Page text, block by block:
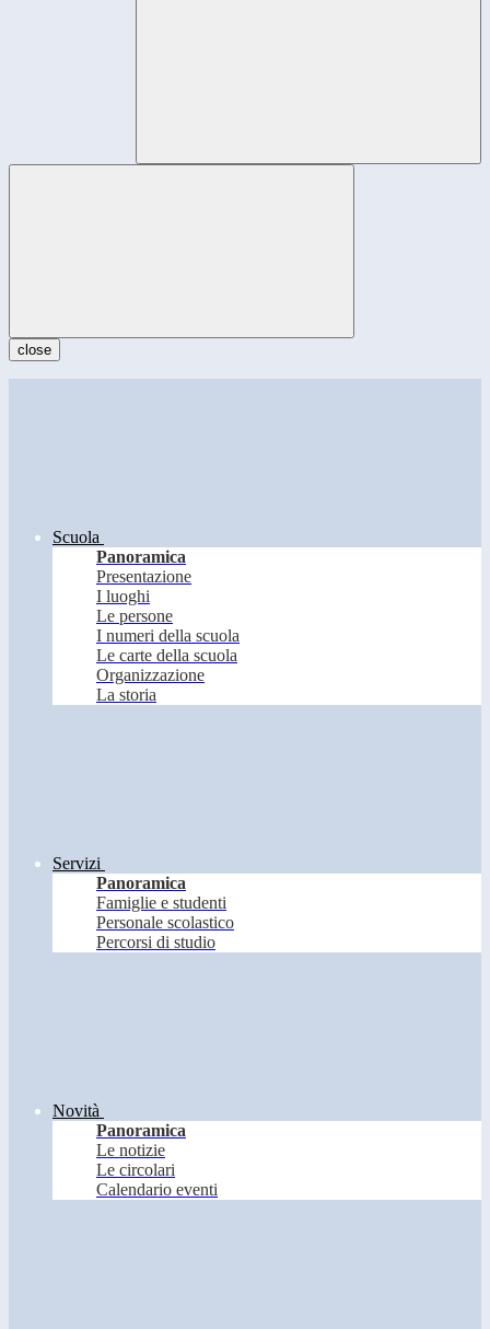
close
Scuola
Panoramica
Presentazione
I luoghi
Le persone
I numeri della scuola
Le carte della scuola
Organizzazione
La storia
Servizi
Panoramica
Famiglie e studenti
Personale scolastico
Percorsi di studio
Novità
Panoramica
Le notizie
Le circolari
Calendario eventi